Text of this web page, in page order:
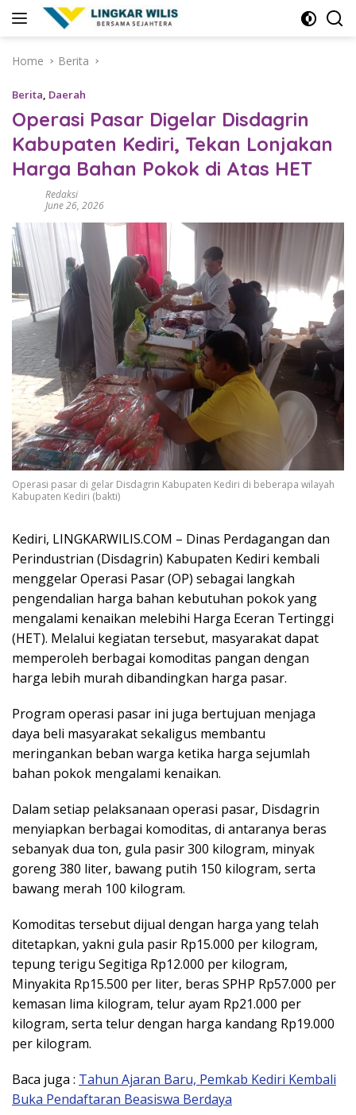
Home
Berita
Berita, Daerah
Operasi Pasar Digelar Disdagrin
Kabupaten Kediri, Tekan Lonjakan
Harga Bahan Pokok di Atas HET
Redaksi
June 26, 2026
Operasi pasar di gelar Disdagrin Kabupaten Kediri di beberapa wilayah
Kabupaten Kediri (bakti)
Kediri, LINGKARWILIS.COM – Dinas Perdagangan dan
Perindustrian (Disdagrin) Kabupaten Kediri kembali
menggelar Operasi Pasar (OP) sebagai langkah
pengendalian harga bahan kebutuhan pokok yang
mengalami kenaikan melebihi Harga Eceran Tertinggi
(HET). Melalui kegiatan tersebut, masyarakat dapat
memperoleh berbagai komoditas pangan dengan
harga lebih murah dibandingkan harga pasar.
Program operasi pasar ini juga bertujuan menjaga
daya beli masyarakat sekaligus membantu
meringankan beban warga ketika harga sejumlah
bahan pokok mengalami kenaikan.
Dalam setiap pelaksanaan operasi pasar, Disdagrin
menyiapkan berbagai komoditas, di antaranya beras
sebanyak dua ton, gula pasir 300 kilogram, minyak
goreng 380 liter, bawang putih 150 kilogram, serta
bawang merah 100 kilogram.
Komoditas tersebut dijual dengan harga yang telah
ditetapkan, yakni gula pasir Rp15.000 per kilogram,
tepung terigu Segitiga Rp12.000 per kilogram,
Minyakita Rp15.500 per liter, beras SPHP Rp57.000 per
kemasan lima kilogram, telur ayam Rp21.000 per
kilogram, serta telur dengan harga kandang Rp19.000
per kilogram.
Baca juga : Tahun Ajaran Baru, Pemkab Kediri Kembali
Buka Pendaftaran Beasiswa Berdaya